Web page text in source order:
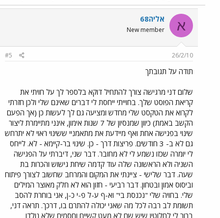
א אליה68
New member
26/2/10
#5
תודה על תגובתך
שלום דני מרגישה צורך להתחיל דוקא בלספר לך על חויתי את
קריאת הפוסט שלך. בחוייתי ייחסת לי דברים שאינם שלי ולכן חזרתי
לקרוא את הטקסט שלי מחדש ומציעה גם לך לעשות כן (אך הפעם
הקשב באמת) כיוון שמנסיון של 7 שנות אימון, אינני מתיימרת ליצור
שינוי בפגישה אחת ואף מיידעת את מתאמניי ששינוי ראוי לא יתרחש
גם לא ב- 3 חודשים. פריצות דרך - כן. שינוי בר-קיימא - לא. לייחס
לי יומרה שכזו נשמע לי לא מחובר. דבר שני, דיברתי על הפגישה
השניה ולא הראשונה שלה עוד קדמה שיחת גישוש והכרות בת
שעה. דבר שלישי - ציינתי את המקום והמרחב שחשוב לצורך פיתוח
וביסוס אמון ובטחון. דבר רביעי - חזון הוא לא חלק מאוצר המילים
שלי. בחויה שלי "נכנסת בי" וא-ף ע-ל פ-י כ-ן, אני בוחרת להסב
תשומת לב רבה לכל מה שאני יכולה להתרם בו, דרכך. תראה דני,
ברור לי לחלוטין שיש שם לא מעט קשיים וחסמים שלא נולדו